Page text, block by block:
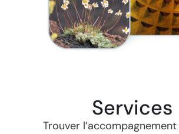
Services
Trouver